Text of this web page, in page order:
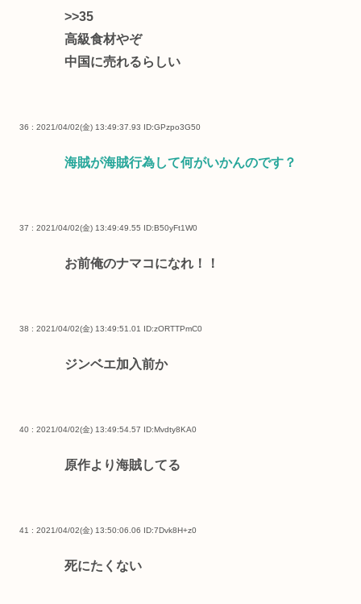
>>35
高級食材やぞ
中国に売れるらしい
36 : 2021/04/02(金) 13:49:37.93 ID:GPzpo3G50
海賊が海賊行為して何がいかんのです？
37 : 2021/04/02(金) 13:49:49.55 ID:B50yFt1W0
お前俺のナマコになれ！！
38 : 2021/04/02(金) 13:49:51.01 ID:zORTTPmC0
ジンベエ加入前か
40 : 2021/04/02(金) 13:49:54.57 ID:Mvdty8KA0
原作より海賊してる
41 : 2021/04/02(金) 13:50:06.06 ID:7Dvk8H+z0
死にたくない